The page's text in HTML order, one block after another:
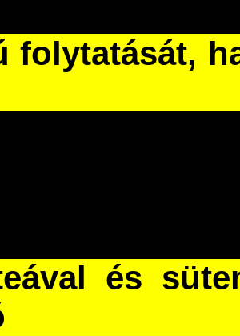
folytatását,
és